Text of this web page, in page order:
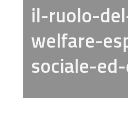
il-ruolo-
welfare-
sociale-